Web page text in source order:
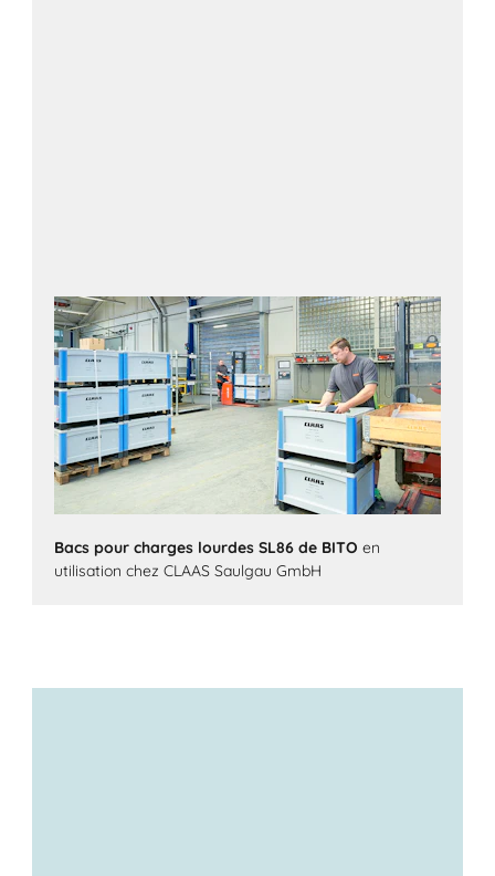
Bacs pour charges lourdes SL86 de BITO en
utilisation chez CLAAS Saulgau GmbH